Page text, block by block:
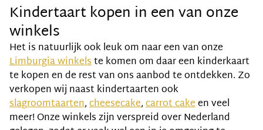
Kindertaart kopen in een van onze
winkels
Het is natuurlijk ook leuk om naar een van onze
Limburgia winkelste komen om daar een kinderkaart
te kopen en de rest van ons aanbod te ontdekken. Zo
verkopen wij naast kindertaarten ook
slagroomtaarten,cheesecake,carrot cakeen veel
meer! Onze winkels zijn verspreid over Nederland